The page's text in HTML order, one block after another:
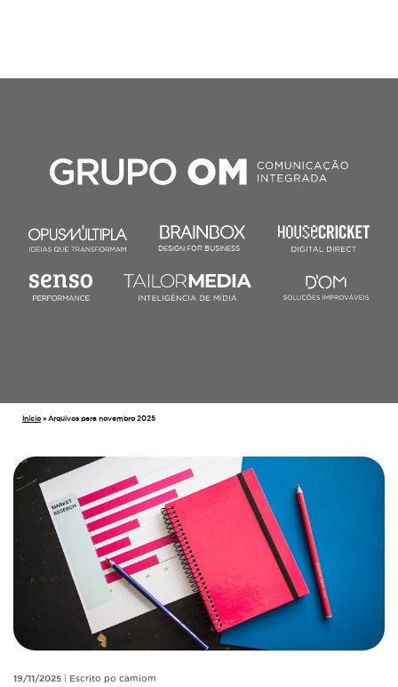
DESIGN FOR BUSINESS
Início »Arquivos para novembro 2025
19/11/2025 Escrito po camiom